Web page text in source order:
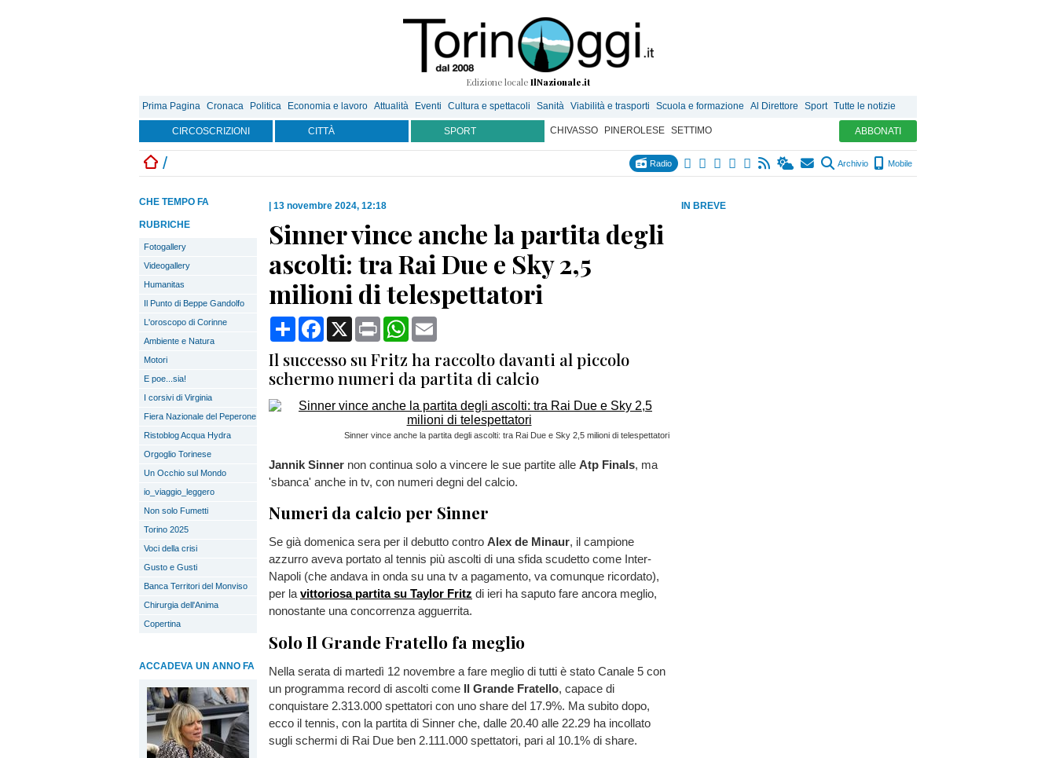
Edizione locale IlNazionale.it
Prima Pagina Cronaca Politica Economia e lavoro Attualità Eventi Cultura e spettacoli Sanità Viabilità e trasporti Scuola e formazione Al Direttore Sport Tutte le notizie
CIRCOSCRIZIONI CITTÀ SPORT CHIVASSO PINEROLESE SETTIMO ABBONATI
/ Radio Archivio Mobile
IN BREVE
CHE TEMPO FA
RUBRICHE
Fotogallery
Videogallery
Humanitas
Il Punto di Beppe Gandolfo
L'oroscopo di Corinne
Ambiente e Natura
Motori
E poe...sia!
I corsivi di Virginia
Fiera Nazionale del Peperone
Ristoblog Acqua Hydra
Orgoglio Torinese
Un Occhio sul Mondo
io_viaggio_leggero
Non solo Fumetti
Torino 2025
Voci della crisi
Gusto e Gusti
Banca Territori del Monviso
Chirurgia dell'Anima
Copertina
ACCADEVA UN ANNO FA
13 novembre 2024, 12:18
Sinner vince anche la partita degli
ascolti: tra Rai Due e Sky 2,5
milioni di telespettatori
CondividiFacebook
X Print WhatsApp
Il successo su Fritz ha raccolto davanti al piccolo
schermo numeri da partita di calcio
Sinner vince anche la partita degli ascolti: tra Rai Due e Sky 2,5 milioni di telespettatori
Jannik Sinner non continua solo a vincere le sue partite alle Atp Finals, ma
'sbanca' anche in tv, con numeri degni del calcio.
Numeri da calcio per Sinner
Se già domenica sera per il debutto contro Alex de Minaur, il campione
azzurro aveva portato al tennis più ascolti di una sfida scudetto come Inter-
Napoli (che andava in onda su una tv a pagamento, va comunque ricordato),
per la vittoriosa partita su Taylor Fritz di ieri ha saputo fare ancora meglio,
nonostante una concorrenza agguerrita.
Solo Il Grande Fratello fa meglio
Nella serata di martedì 12 novembre a fare meglio di tutti è stato Canale 5 con
un programma record di ascolti come Il Grande Fratello, capace di
conquistare 2.313.000 spettatori con uno share del 17.9%. Ma subito dopo,
ecco il tennis, con la partita di Sinner che, dalle 20.40 alle 22.29 ha incollato
sugli schermi di Rai Due ben 2.111.000 spettatori, pari al 10.1% di share.